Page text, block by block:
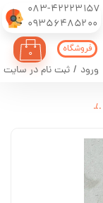
083-42223157
​​​​​​​09356485200
۰
ورود / ثبت نام در سایت
فروشگاه